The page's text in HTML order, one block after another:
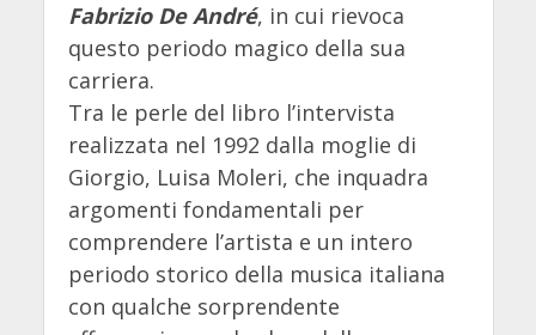
Fabrizio De André, in cui rievoca
questo periodo magico della sua
carriera.
Tra le perle del libro l’intervista
realizzata nel 1992 dalla moglie di
Giorgio, Luisa Moleri, che inquadra
argomenti fondamentali per
comprendere l’artista e un intero
periodo storico della musica italiana
con qualche sorprendente